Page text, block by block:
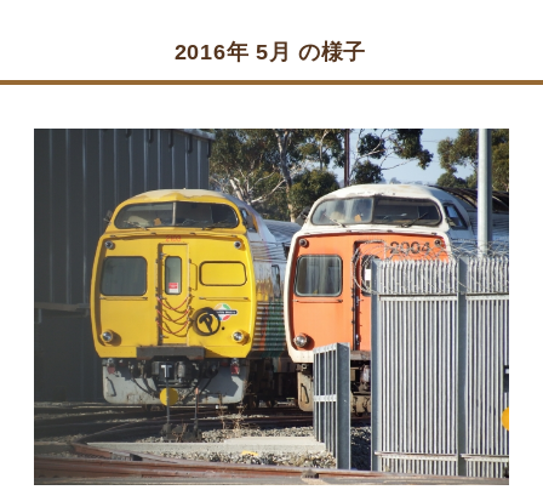
2016年 5月 の様子